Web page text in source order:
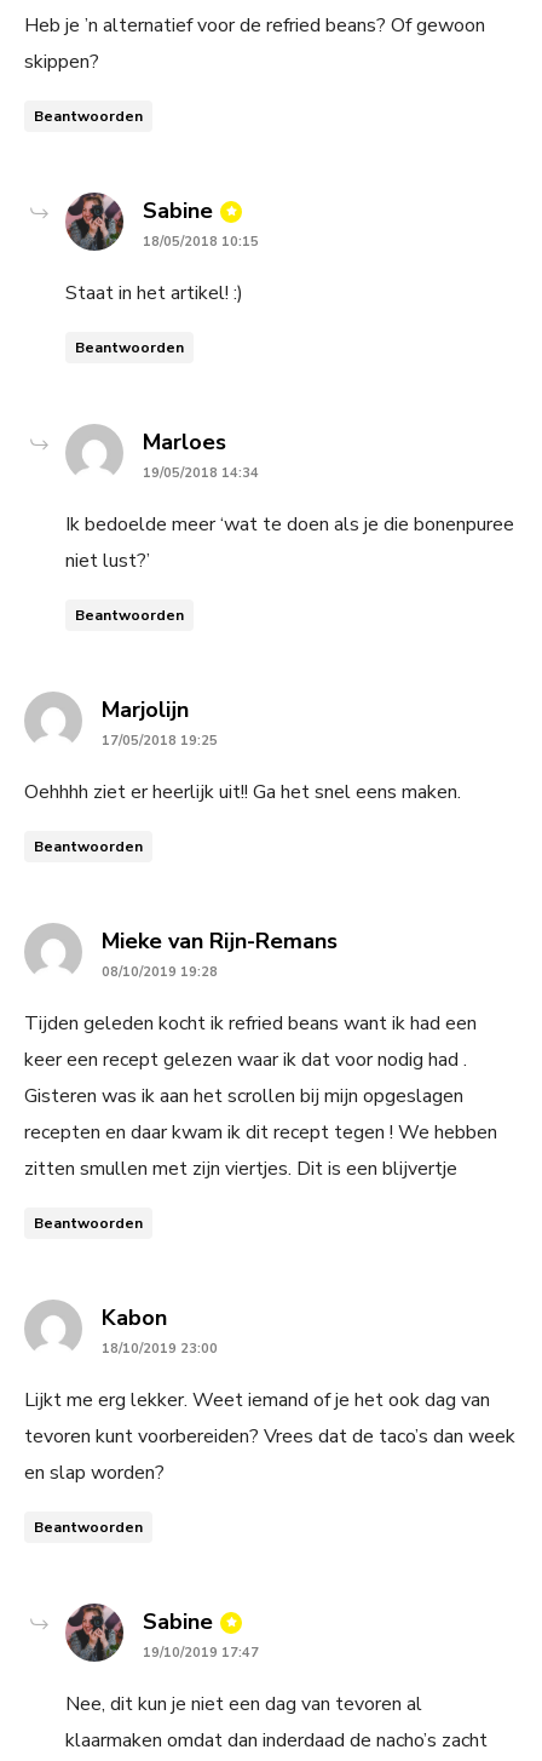
Heb je ’n alternatief voor de refried beans? Of gewoon
skippen?
Beantwoorden
Sabine says:
18/05/2018 10:15
Staat in het artikel! :)
Beantwoorden
Marloessays:
19/05/2018 14:34
Ik bedoelde meer ‘wat te doen als je die bonenpuree
niet lust?’
Beantwoorden
Marjolijnsays:
17/05/2018 19:25
Oehhhh ziet er heerlijk uit!! Ga het snel eens maken.
Beantwoorden
Mieke van Rijn-Remanssays:
08/10/2019 19:28
Tijden geleden kocht ik refried beans want ik had een
keer een recept gelezen waar ik dat voor nodig had .
Gisteren was ik aan het scrollen bij mijn opgeslagen
recepten en daar kwam ik dit recept tegen ! We hebben
zitten smullen met zijn viertjes. Dit is een blijvertje
Beantwoorden
Kabonsays:
18/10/2019 23:00
Lijkt me erg lekker. Weet iemand of je het ook dag van
tevoren kunt voorbereiden? Vrees dat de taco’s dan week
en slap worden?
Beantwoorden
Sabine says:
19/10/2019 17:47
Nee, dit kun je niet een dag van tevoren al
klaarmaken omdat dan inderdaad de nacho’s zacht